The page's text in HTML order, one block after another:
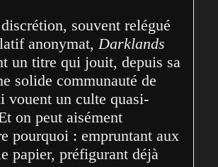
souvent relégué
anonymat, Darklands
un titre qui jouit, depuis sa
solide communauté de
vouent un culte quasi-
on peut aisément
pourquoi : empruntant aux
papier, préfigurant déjà